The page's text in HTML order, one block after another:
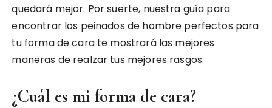
quedará mejor. Por suerte, nuestra guía para
encontrar los peinados de hombre perfectos para
tu forma de cara te mostrará las mejores
maneras de realzar tus mejores rasgos.
¿Cuál es mi forma de cara?